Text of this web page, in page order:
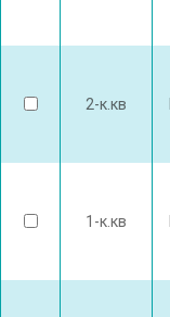
2-к.кв
1-к.кв